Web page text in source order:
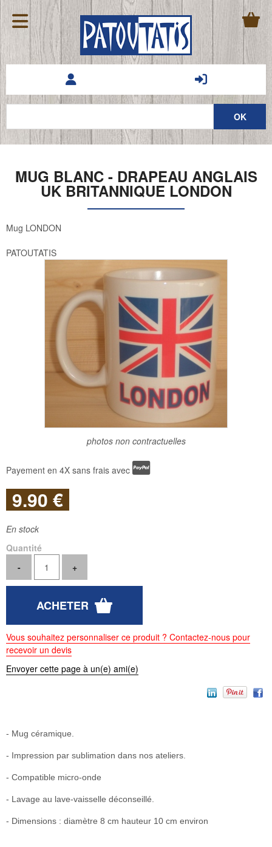
MUG BLANC - DRAPEAU ANGLAIS
UK BRITANNIQUE LONDON
Mug LONDON
PATOUTATIS
photos non contractuelles
Payement en 4X sans frais avec
9.90 €
En stock
Quantité
Vous souhaitez personnaliser ce produit ? Contactez-nous pour
recevoir un devis
Envoyer cette page à un(e) ami(e)
- Mug céramique.
- Impression par sublimation dans nos ateliers.
- Compatible micro-onde
- Lavage au lave-vaisselle déconseillé.
- Dimensions : diamètre 8 cm hauteur 10 cm environ